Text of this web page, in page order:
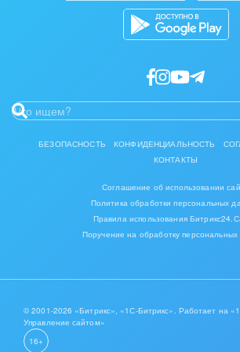
Культурные события, спорт, шоу-
Логистика
Мебель, лес, деревообработка
Медицина и фармацевтика
Металлургия
Оборудование, техника
БЕЗОПАСНОСТЬ КОНФИДЕНЦИАЛЬНОСТЬ
КОНТАКТЫ
Соглашение об использовании
Политика обработки персональных
Правила использования
Поручение на обработку
© 2001-2026 «Битрикс», «1С-Битрикс». Работает на
Управление сайтом»
16+